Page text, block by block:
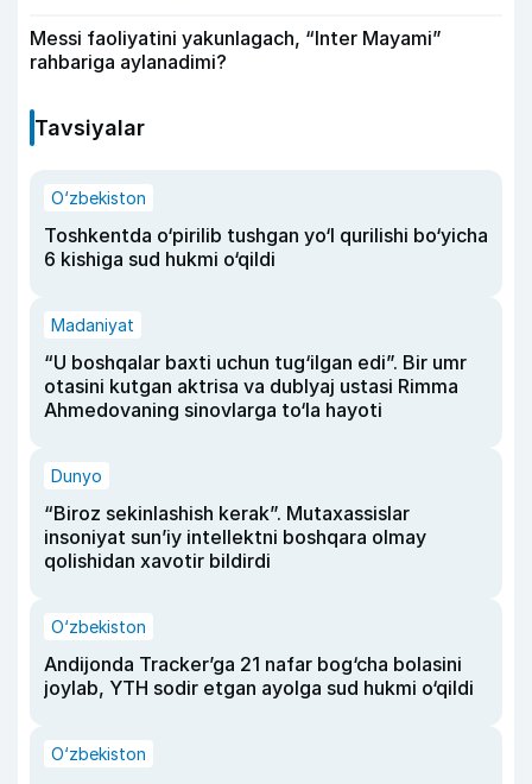
Messi faoliyatini yakunlagach, “Inter Mayami”
rahbariga aylanadimi?
Tavsiyalar
O‘zbekiston
Toshkentda o‘pirilib tushgan yo‘l qurilishi bo‘yicha
6 kishiga sud hukmi o‘qildi
Madaniyat
“U boshqalar baxti uchun tug‘ilgan edi”. Bir umr
otasini kutgan aktrisa va dublyaj ustasi Rimma
Ahmedovaning sinovlarga to‘la hayoti
Dunyo
“Biroz sekinlashish kerak”. Mutaxassislar
insoniyat sun’iy intellektni boshqara olmay
qolishidan xavotir bildirdi
O‘zbekiston
Andijonda Tracker’ga 21 nafar bog‘cha bolasini
joylab, YTH sodir etgan ayolga sud hukmi o‘qildi
O‘zbekiston